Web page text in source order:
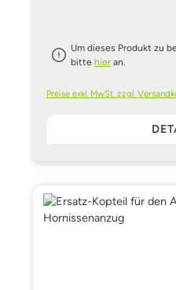
Um dieses Produkt zu
bitte hier an.
Preise exkl. MwSt. zzgl.